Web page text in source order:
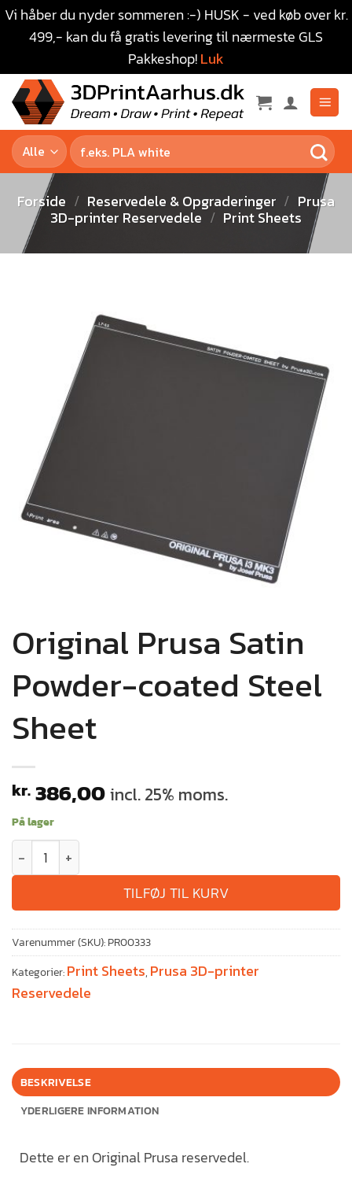
Vi håber du nyder sommeren :-) HUSK - ved køb over kr.
499,- kan du få gratis levering til nærmeste GLS
Pakkeshop!Luk
Forside / Reservedele & Opgraderinger / Prusa
3D-printer Reservedele / Print Sheets
Original Prusa Satin
Powder-coated Steel
Sheet
kr. 386,00incl. 25% moms.
På lager
TILFØJ TIL KURV
Varenummer (SKU):PR00333
Kategorier:Print Sheets, Prusa 3D-printer
Reservedele
BESKRIVELSE
YDERLIGERE INFORMATION
Dette er en Original Prusa reservedel.